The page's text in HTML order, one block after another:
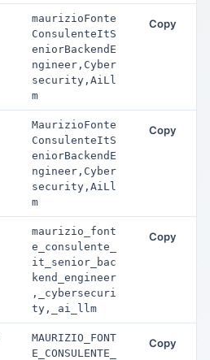
maurizioFonte
ConsulenteItS
eniorBackendE
ngineer,Cyber
security,AiLl
m
Copy
MaurizioFonte
ConsulenteItS
eniorBackendE
ngineer,Cyber
security,AiLl
m
Copy
maurizio_font
e_consulente_
it_senior_bac
kend_engineer
,_cybersecuri
ty,_ai_llm
Copy
MAURIZIO_FONT
E_CONSULENTE_
Copy